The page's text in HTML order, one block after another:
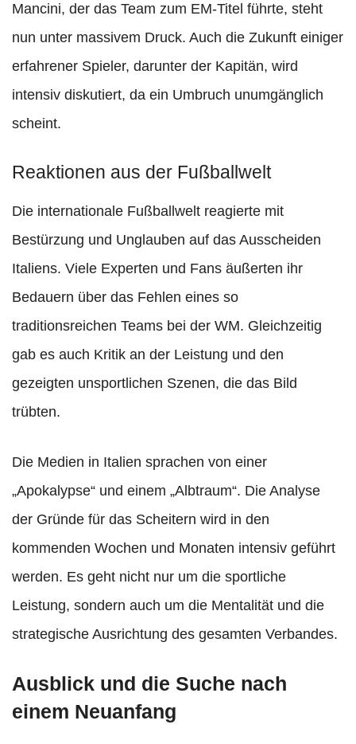
Mancini, der das Team zum EM-Titel führte, steht
nun unter massivem Druck. Auch die Zukunft einiger
erfahrener Spieler, darunter der Kapitän, wird
intensiv diskutiert, da ein Umbruch unumgänglich
scheint.
Reaktionen aus der Fußballwelt
Die internationale Fußballwelt reagierte mit
Bestürzung und Unglauben auf das Ausscheiden
Italiens. Viele Experten und Fans äußerten ihr
Bedauern über das Fehlen eines so
traditionsreichen Teams bei der WM. Gleichzeitig
gab es auch Kritik an der Leistung und den
gezeigten unsportlichen Szenen, die das Bild
trübten.
Die Medien in Italien sprachen von einer
„Apokalypse“ und einem „Albtraum“. Die Analyse
der Gründe für das Scheitern wird in den
kommenden Wochen und Monaten intensiv geführt
werden. Es geht nicht nur um die sportliche
Leistung, sondern auch um die Mentalität und die
strategische Ausrichtung des gesamten Verbandes.
Ausblick und die Suche nach
einem Neuanfang